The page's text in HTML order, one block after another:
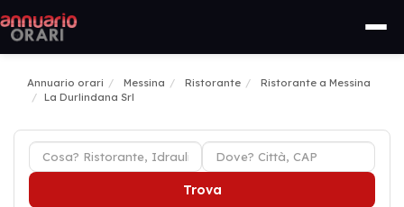
Annuario orari Messina Ristorante
Ristorante a Messina
La Durlindana Srl
Trova